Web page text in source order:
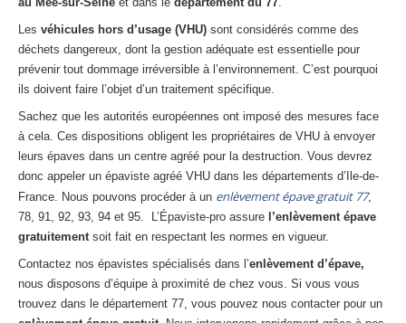
DOCUMENTS À JOINDRE
RACHATVÉHICULES
01 83 64 20 40
Les véhicules hors d’usage (VHU) sont considérés comme des
déchets dangereux, dont la gestion adéquate est essentielle pour
prévenir tout dommage irréversible à l’environnement. C’est pourquoi
ils doivent faire l’objet d’un traitement spécifique.
Sachez que les autorités européennes ont imposé des mesures face
à cela. Ces dispositions obligent les propriétaires de VHU à envoyer
leurs épaves dans un centre agréé pour la destruction. Vous devrez
donc appeler un épaviste agréé VHU dans les départements d’Ile-de-
France. Nous pouvons procéder à un enlèvement épave gratuit 77,
78, 91, 92, 93, 94 et 95. L’Épaviste-pro assure l’enlèvement épave
gratuitementsoit fait en respectant les normes en vigueur.
Contactez nos épavistes spécialisés dans l’enlèvement d’épave,
nous disposons d’équipe à proximité de chez vous. Si vous vous
trouvez dans le département 77, vous pouvez nous contacter pour un